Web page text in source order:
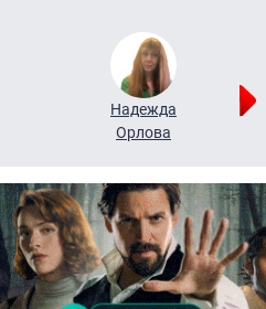
Надежда
Орлова